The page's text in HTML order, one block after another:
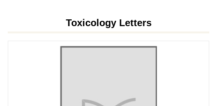
Toxicology Letters